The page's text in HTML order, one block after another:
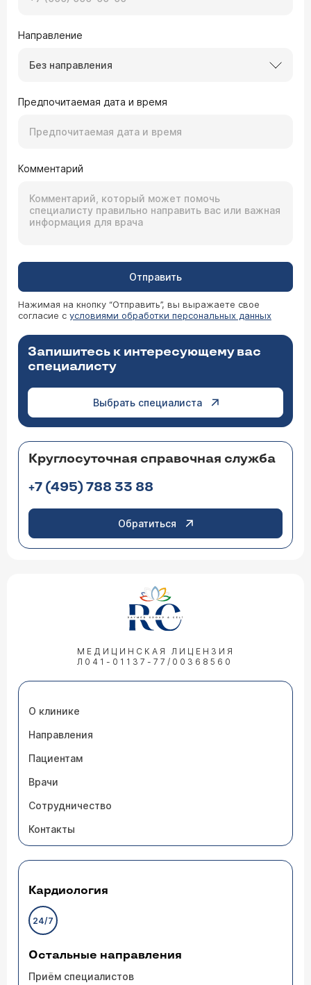
Направление
Без направления
Предпочитаемая дата и время
Комментарий
Отправить
Нажимая на кнопку “Отправить”, вы выражаете свое
согласие с условиями обработки персональных данных
Запишитесь к интересующему вас
специалисту
Выбрать специалиста
Круглосуточная справочная служба
+7 (495) 788 33 88
Обратиться
МЕДИЦИНСКАЯ ЛИЦЕНЗИЯ
Л041-01137-77/00368560
О клинике
Направления
Пациентам
Врачи
Сотрудничество
Контакты
Кардиология
24/7
Остальные направления
Приём специалистов